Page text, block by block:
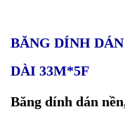
BĂNG DÍNH
DÀI 33M*5F
Băng dính dán